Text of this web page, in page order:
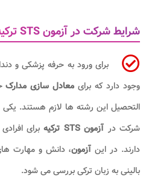
شرایط شرکت در آزمون STS ترکیه
برای ورود به حرفه پزشکی و
وجود دارد که برای معادل سازی مدارک
التحصیل این رشته ها لازم هستند. یکی
شرکت در آزمون STS ترکیه برای
دارند. در اینآزمون، دانش و مهارت
بالینی به زبان ترکی بررسی می شود.